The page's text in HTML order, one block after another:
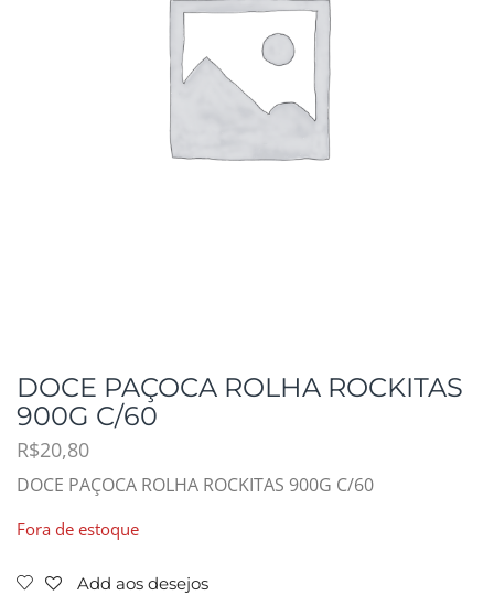
DOCE PAÇOCA ROLHA ROCKITAS
900G C/60
R$20,80
DOCE PAÇOCA ROLHA ROCKITAS 900G C/60
Fora de estoque
Add aos desejos